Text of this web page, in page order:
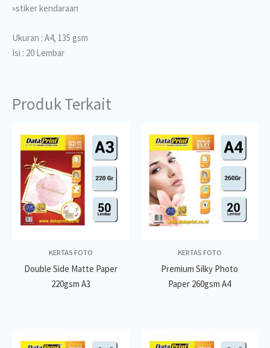
»stiker kendaraan
Ukuran : A4, 135 gsm
Isi : 20 Lembar
Produk Terkait
KERTAS FOTO
Double Side Matte Paper
220gsm A3
KERTAS FOTO
Premium Silky Photo
Paper 260gsm A4